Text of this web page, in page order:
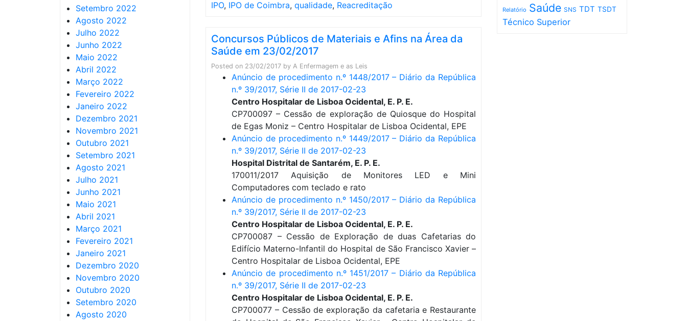
Setembro 2022
Agosto 2022
Julho 2022
Junho 2022
Maio 2022
Abril 2022
Março 2022
Fevereiro 2022
Janeiro 2022
Dezembro 2021
Novembro 2021
Outubro 2021
Setembro 2021
Agosto 2021
Julho 2021
Junho 2021
Maio 2021
Abril 2021
Março 2021
Fevereiro 2021
Janeiro 2021
Dezembro 2020
Novembro 2020
Outubro 2020
Setembro 2020
Agosto 2020
IPO, IPO de Coimbra, qualidade, Reacreditação
Concursos Públicos de Materiais e Afins na Área da
Saúde em 23/02/2017
Posted on 23/02/2017 by A Enfermagem e as Leis
Anúncio de procedimento n.º 1448/2017 – Diário da República
n.º 39/2017, Série II de 2017-02-23
Centro Hospitalar de Lisboa Ocidental, E. P. E.
CP700097 – Cessão de exploração de Quiosque do Hospital
de Egas Moniz – Centro Hospitalar de Lisboa Ocidental, EPE
Anúncio de procedimento n.º 1449/2017 – Diário da República
n.º 39/2017, Série II de 2017-02-23
Hospital Distrital de Santarém, E. P. E.
170011/2017 Aquisição de Monitores LED e Mini
Computadores com teclado e rato
Anúncio de procedimento n.º 1450/2017 – Diário da República
n.º 39/2017, Série II de 2017-02-23
Centro Hospitalar de Lisboa Ocidental, E. P. E.
CP700087 – Cessão de Exploração de duas Cafetarias do
Edifício Materno-Infantil do Hospital de São Francisco Xavier –
Centro Hospitalar de Lisboa Ocidental, EPE
Anúncio de procedimento n.º 1451/2017 – Diário da República
n.º 39/2017, Série II de 2017-02-23
Centro Hospitalar de Lisboa Ocidental, E. P. E.
CP700077 – Cessão de exploração da cafetaria e Restaurante
Relatório Saúde SNS TDT TSDT
Técnico Superior